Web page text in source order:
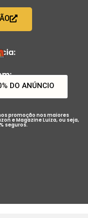
DO ANÚNCIO
promoção nos maiores
e Magazine Luiza, ou seja,
seguros.